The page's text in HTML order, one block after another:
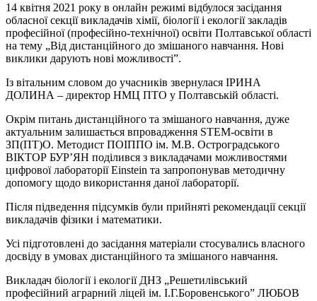
14 квітня 2021 року в онлайн режимі відбулося засідання
обласної секції викладачів хімії, біології і екології закладів
професійної (професійно-технічної) освіти Полтавської області
на тему „Від дистанційного до змішаного навчання. Нові
виклики дарують нові можливості”.
Із вітальним словом до учасників звернулася ІРИНА
ДОЛИНА – директор НМЦ ПТО у Полтавській області.
Окрім питань дистанційного та змішаного навчання, дуже
актуальним залишається впровадження STEM-освіти в
ЗП(ПТ)О. Методист ПОІППО ім. М.В. Остроградського
ВІКТОР БУР’ЯН поділився з викладачами можливостями
цифрової лабораторії Einstein та запропонував методичну
допомогу щодо використання даної лабораторії.
Після підведення підсумків були прийняті рекомендації секції
викладачів фізики і математики.
Усі підготовлені до засідання матеріали стосувались власного
досвіду в умовах дистанційного та змішаного навчання.
Викладач біології і екології ДНЗ „Решетилівський
професійний аграрний ліцей ім. І.Г.Боровенського” ЛЮБОВ